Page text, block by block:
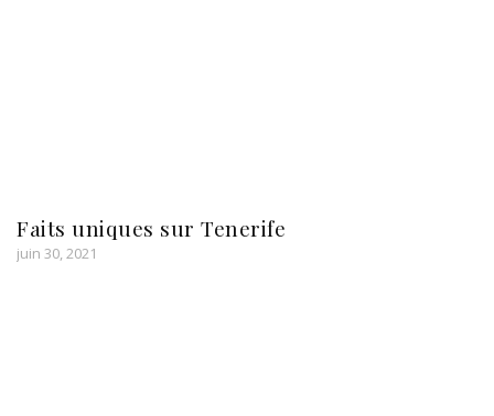
Faits uniques sur Tenerife
juin 30, 2021